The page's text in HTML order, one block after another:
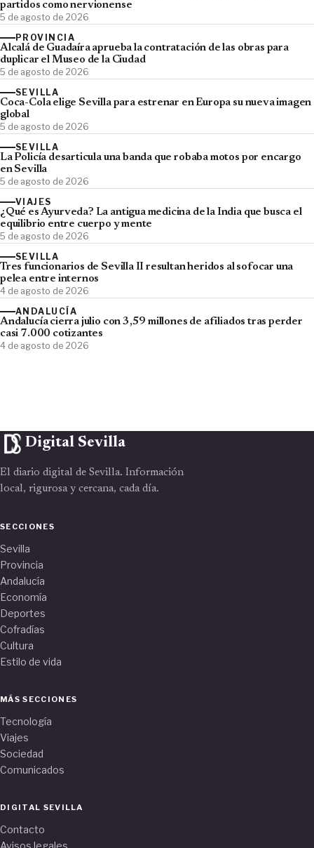
partidos como nervionense
5 de agosto de 2026
PROVINCIA
Alcalá de Guadaíra aprueba la contratación de las obras para
duplicar el Museo de la Ciudad
5 de agosto de 2026
SEVILLA
Coca-Cola elige Sevilla para estrenar en Europa su nueva imagen
global
5 de agosto de 2026
SEVILLA
La Policía desarticula una banda que robaba motos por encargo
en Sevilla
5 de agosto de 2026
VIAJES
¿Qué es Ayurveda? La antigua medicina de la India que busca el
equilibrio entre cuerpo y mente
5 de agosto de 2026
SEVILLA
Tres funcionarios de Sevilla II resultan heridos al sofocar una
pelea entre internos
4 de agosto de 2026
ANDALUCÍA
Andalucía cierra julio con 3,59 millones de afiliados tras perder
casi 7.000 cotizantes
4 de agosto de 2026
Digital Sevilla
El diario digital de Sevilla. Información
local, rigurosa y cercana, cada día.
SECCIONES
Sevilla
Provincia
Andalucía
Economía
Deportes
Cofradías
Cultura
Estilo de vida
MÁS SECCIONES
Tecnología
Viajes
Sociedad
Comunicados
DIGITAL SEVILLA
Contacto
Avisos legales